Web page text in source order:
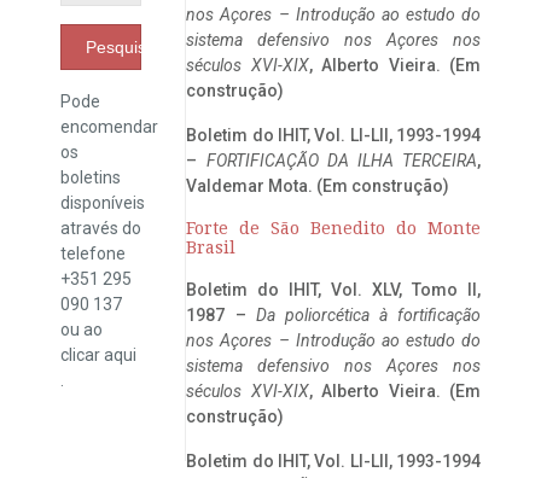
Pesquisar
Pode
encomendar
os
boletins
disponíveis
através do
telefone
+351 295
090 137
ou ao
clicaraqui
nos Açores – Introdução ao estudo do
sistema defensivo nos Açores nos
séculos XVI-XIX, Alberto Vieira. (Em
construção)
Boletim do IHIT, Vol. LI-LII, 1993-1994
– FORTIFICAÇÃO DA ILHA TERCEIRA,
Valdemar Mota. (Em construção)
Forte de São Benedito do Monte
Brasil
Boletim do IHIT, Vol. XLV, Tomo II,
1987 – Da poliorcética à fortificação
nos Açores – Introdução ao estudo do
sistema defensivo nos Açores nos
séculos XVI-XIX, Alberto Vieira. (Em
construção)
Boletim do IHIT, Vol. LI-LII, 1993-1994